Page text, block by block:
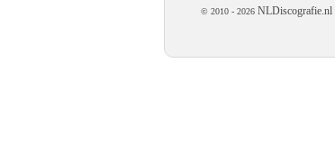
© 2010 - 2026 NLDiscografie.nl